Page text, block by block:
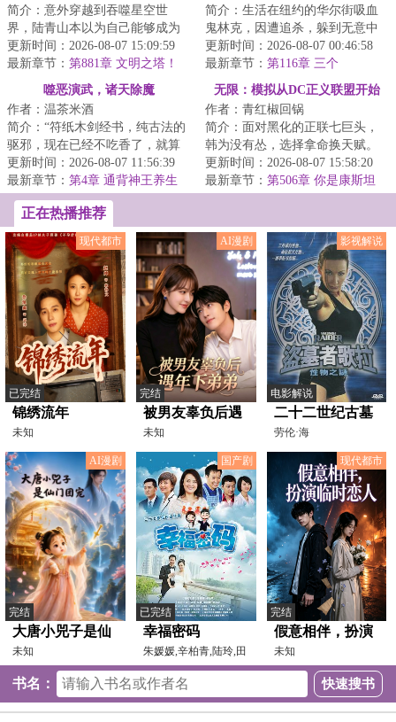
简介：意外穿越到吞噬星空世
界，陆青山本以为自己能够成为
强者，不曾想九万年依旧还是宇
宙九阶。就在大限...
更新时间：2026-08-07 15:09:59
最新章节： 第881章 文明之塔！
简介：生活在纽约的华尔街吸血
鬼林克，因遭追杀，躲到无意中
继承的一座乡下农场内。他在这
里更换身份，换...
更新时间：2026-08-07 00:46:58
最新章节： 第116章 三个
噬恶演武，诸天除魔
作者：温茶米酒
简介：“符纸木剑经书，纯古法的
驱邪，现在已经不吃香了，就算
术士出门，都得带个二百斤的香
炉防身，你不...
更新时间：2026-08-07 11:56:39
最新章节： 第4章 通背神王养生
拳，剑圣因何灭天池（4400单
更）
无限：模拟从DC正义联盟开始
作者：青红椒回锅
简介：面对黑化的正联七巨头，
韩为没有怂，选择拿命换天赋。
虽然我现在弱，但我能模拟试
错！将来正联大厅...
更新时间：2026-08-07 15:58:20
最新章节： 第506章 你是康斯坦
正在热播推荐
现代都市
已完结
锦绣流年
未知
AI漫剧
完结
被男友辜负后遇
年下弟弟
未知
影视解说
电影解说
二十二世纪古墓
奇兵：性物之谜
[电影解说]
劳伦·海
斯
AI漫剧
完结
大唐小兕子是仙
门团宠
未知
国产剧
已完结
幸福密码
朱媛媛,辛柏青,陆玲,田
重,李坤霖,李净洋,陈
现代都市
完结
假意相伴，扮演
临时恋人
未知
书名：